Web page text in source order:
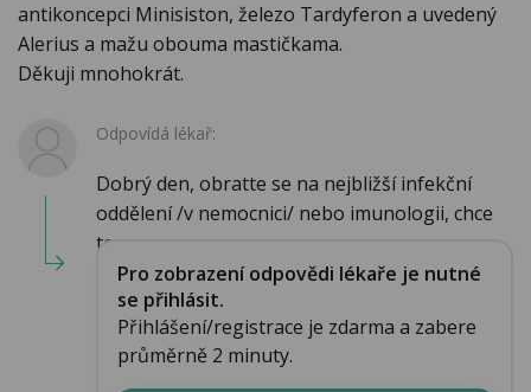
antikoncepci Minisiston, železo Tardyferon a uvedený
Alerius a mažu obouma mastičkama.
Děkuji mnohokrát.
Odpovídá lékař:
Dobrý den, obratte se na nejbližší infekční
oddělení /v nemocnici/ nebo imunologii, chce
to ...
Pro zobrazení odpovědi lékaře je nutné
se přihlásit.
Přihlášení/registrace je zdarma a zabere
průměrně 2 minuty.